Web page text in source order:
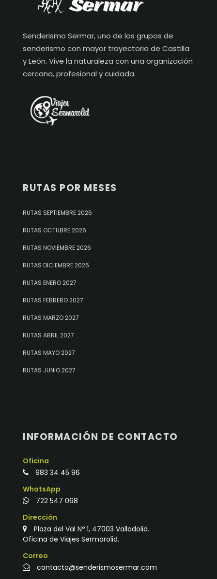
Senderismo Sermar, uno de los grupos de
senderismo con mayor trayectoria de Castilla
y León. Vive la naturaleza con una organización
cercana, profesional y cuidada.
RUTAS POR MESES
RUTAS SEPTIEMBRE 2026
RUTAS OCTUBRE 2026
RUTAS NOVIEMBRE 2026
RUTAS DICIEMBRE 2026
RUTAS ENERO 2027
RUTAS FEBRERO 2027
RUTAS MARZO 2027
RUTAS ABRIL 2027
RUTAS MAYO 2027
RUTAS JUNIO 2027
INFORMACIÓN DE CONTACTO
Oficina
983 34 45 96
WhatsApp
722 547 068
Dirección
Plaza del Val Nº 1, 47003 Valladolid.
Oficina de Viajes Sermarolid.
Correo
contacto@senderismosermar.com